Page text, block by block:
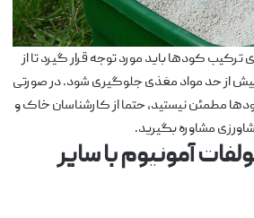
کودها باید مورد توجه قرار گیرد تا از
از حد مواد مغذی جلوگیری شود. در صورتی
مطمئن نیستید، حتما از کارشناسان خاک و
مشاوره بگیرید.
آمونیوم با سایر